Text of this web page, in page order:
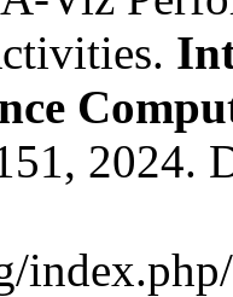
2024.